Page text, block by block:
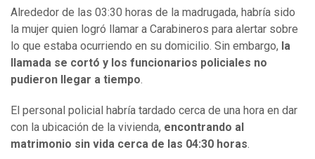
Alrededor de las 03:30 horas de la madrugada, habría sido
la mujer quien logró llamar a Carabineros para alertar sobre
lo que estaba ocurriendo en su domicilio. Sin embargo, la
llamada se cortó y los funcionarios policiales no
pudieron llegar a tiempo.
El personal policial habría tardado cerca de una hora en dar
con la ubicación de la vivienda, encontrando al
matrimonio sin vida cerca de las 04:30 horas.